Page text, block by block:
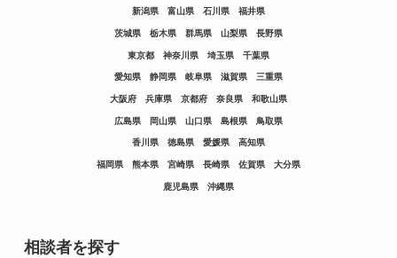
新潟県 富山県 石川県 福井県
茨城県 栃木県 群馬県 山梨県 長野県
東京都 神奈川県 埼玉県 千葉県
愛知県 静岡県 岐阜県 滋賀県 三重県
大阪府 兵庫県 京都府 奈良県 和歌山県
広島県 岡山県 山口県 島根県 鳥取県
香川県 徳島県 愛媛県 高知県
福岡県 熊本県 宮崎県 長崎県 佐賀県 大分県
鹿児島県 沖縄県
相談者を探す